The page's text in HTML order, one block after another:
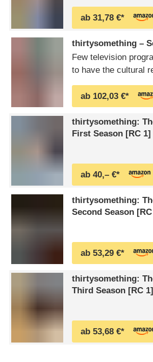
ab 31,78 €*
thirtysomething –
Few television
to have the cultural
Winner of four
ground-breaking
mirror to a
struggling to find a
their existence in an
ab 102,03 €*
thirtysomething:
First Season [RC 1]
ab 40,– €*
thirtysomething:
Second Season
ab 53,29 €*
thirtysomething:
Third Season [RC 1]
ab 53,68 €*